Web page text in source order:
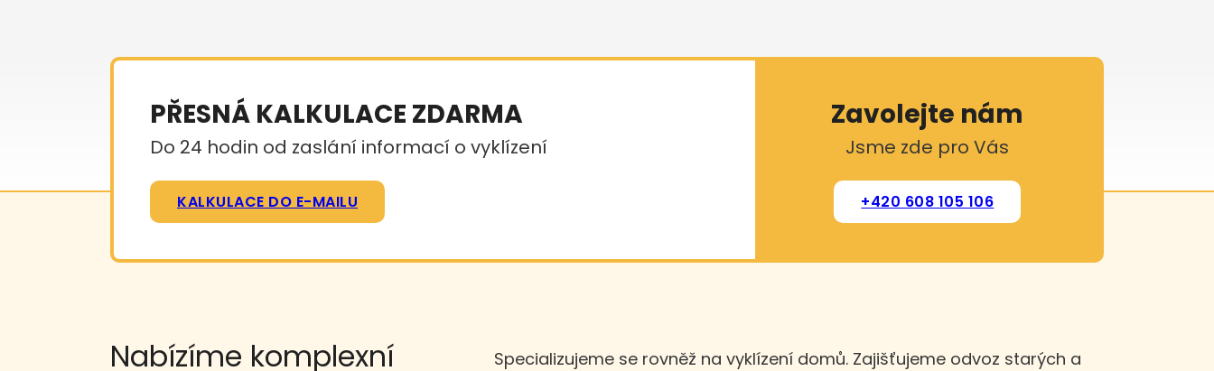
PŘESNÁ KALKULACE ZDARMA
Do 24 hodin od zaslání informací o vyklízení
KALKULACE DO E-MAILU
Zavolejte nám
Jsme zde pro Vás
+420 608 105 106
Nabízíme komplexní Specializujeme se rovněž na vyklízení domů. Zajišťujeme odvoz starých a